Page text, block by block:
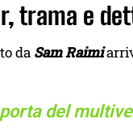
trama e
da Sam Raimi
del